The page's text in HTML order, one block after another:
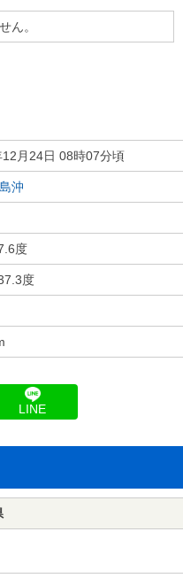
ん。
12月24日 08時07分頃
沖
度
度
LINE